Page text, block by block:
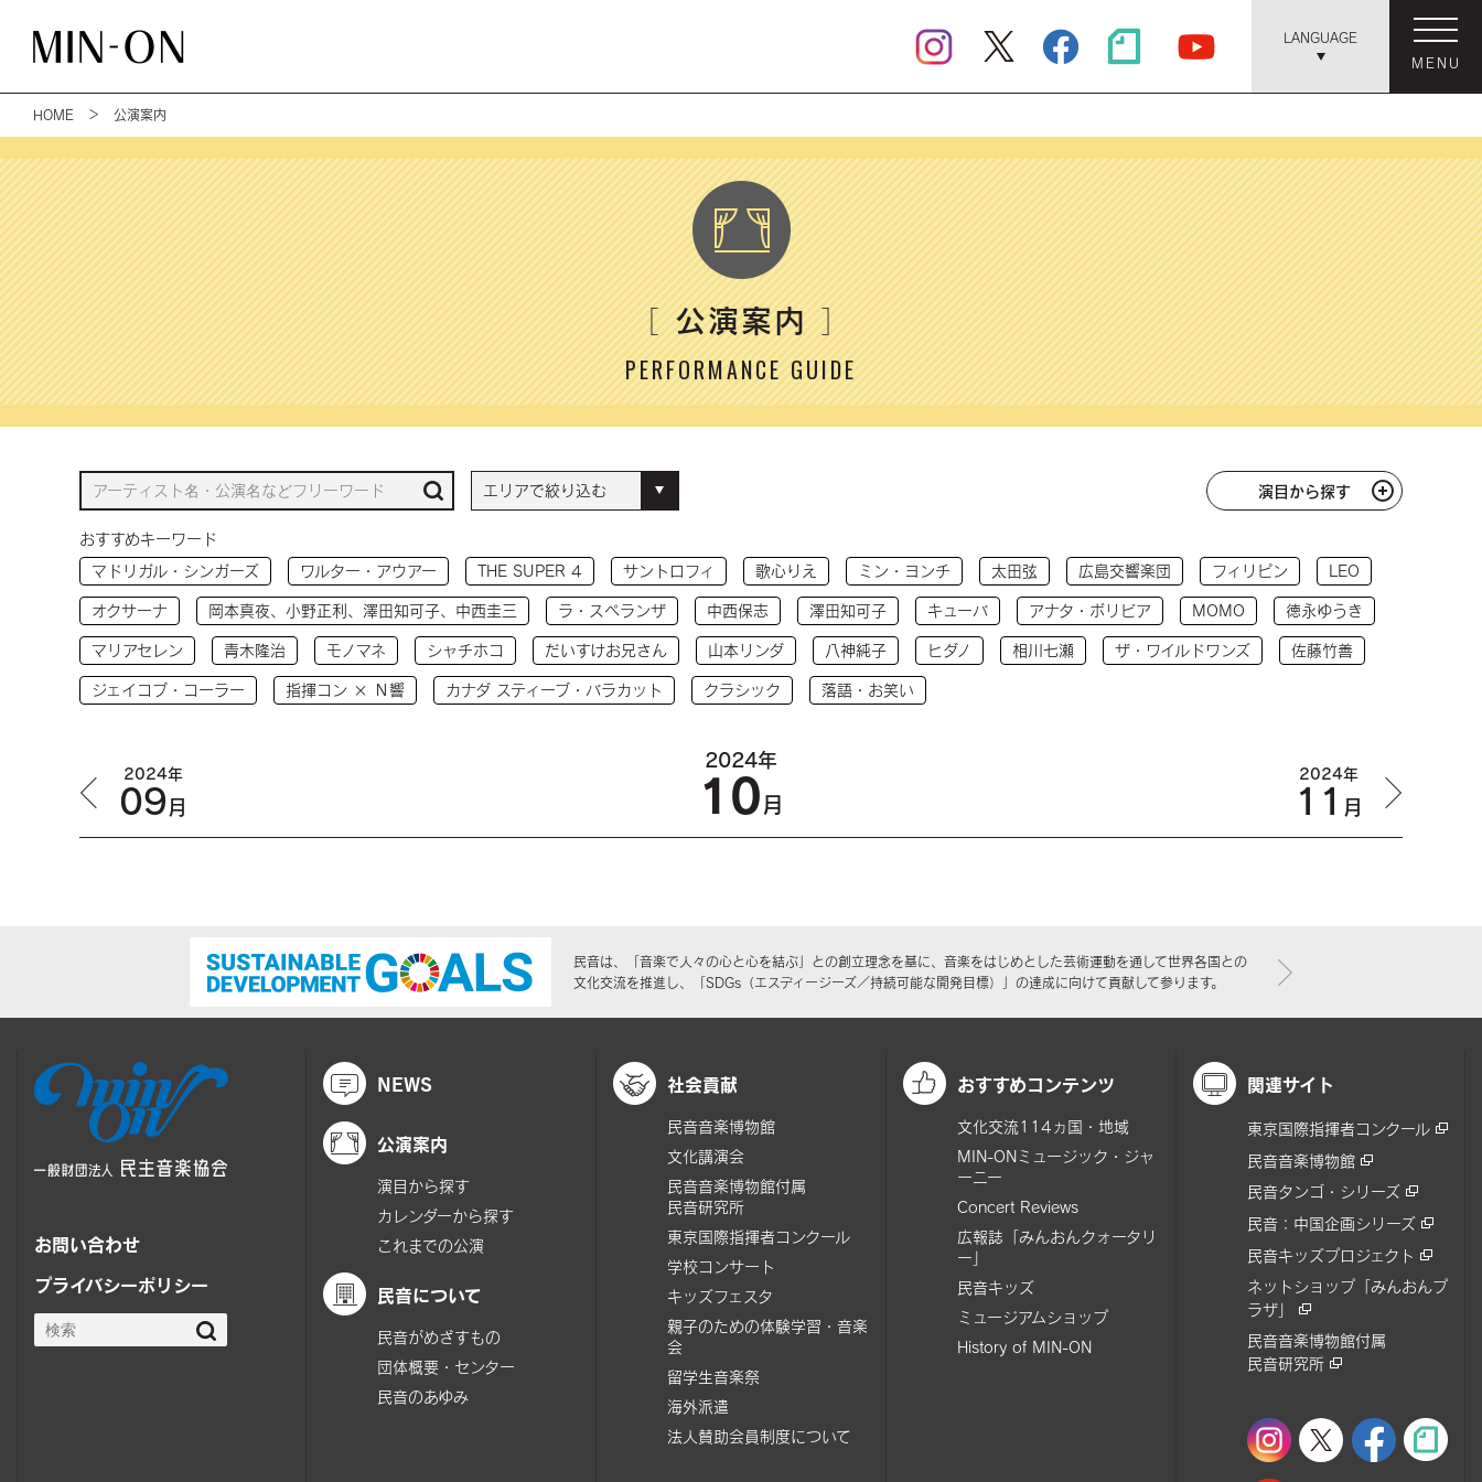
LANGUAGE
MENU
HOME ＞ 公演案内
［公演案内］
PERFORMANCE GUIDE
演目から探す
おすすめキーワード
マドリガル・シンガーズ
ワルター・アウアー THE SUPER 4 サントロフィ 歌心りえ ミン・ヨンチ 太田弦 広島交響楽団 フィリピン LEO
オクサーナ 岡本真夜、小野正利、澤田知可子、中西圭三 ラ・スペランザ 中西保志 澤田知可子 キューバ アナタ・ボリビア MOMO 徳永ゆうき
マリアセレン 青木隆治 モノマネ シャチホコ だいすけお兄さん 山本リンダ 八神純子 ヒダノ 相川七瀬 ザ・ワイルドワンズ 佐藤竹善
ジェイコブ・コーラー 指揮コン × Ｎ響 カナダ スティーブ・バラカット クラシック 落語・お笑い
2024年
09月
2024年
10月
2024年
11 月
民音は、「音楽で人々の心と心を結ぶ」との創立理念を基に、音楽をはじめとした芸術運動を通して世界各国との
文化交流を推進し、「SDGs（エスディージーズ／持続可能な開発目標）」の達成に向けて貢献して参ります。
お問い合わせ
プライバシーポリシー
NEWS
公演案内
演目から探す
カレンダーから探す
これまでの公演
民音について
民音がめざすもの
団体概要・センター
民音のあゆみ
社会貢献
民音音楽博物館
文化講演会
民音音楽博物館付属
民音研究所
東京国際指揮者コンクール
学校コンサート
キッズフェスタ
親子のための体験学習・音楽
会
留学生音楽祭
海外派遣
法人賛助会員制度について
おすすめコンテンツ
文化交流114ヵ国・地域
MIN-ONミュージック・ジャ
ーニー
Concert Reviews
広報誌「みんおんクォータリ
ー」
民音キッズ
ミュージアムショップ
History of MIN-ON
関連サイト
東京国際指揮者コンクール
民音音楽博物館
民音タンゴ・シリーズ
民音：中国企画シリーズ
民音キッズプロジェクト
ネットショップ「みんおんプ
ラザ」
民音音楽博物館付属
民音研究所